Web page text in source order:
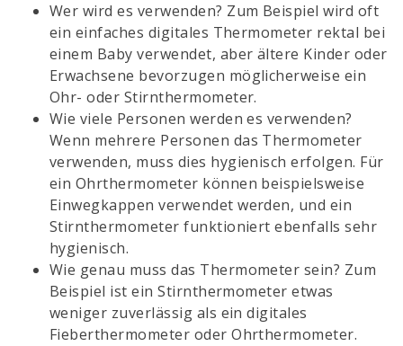
Wer wird es verwenden? Zum Beispiel wird oft
ein einfaches digitales Thermometer rektal bei
einem Baby verwendet, aber ältere Kinder oder
Erwachsene bevorzugen möglicherweise ein
Ohr- oder Stirnthermometer.
Wie viele Personen werden es verwenden?
Wenn mehrere Personen das Thermometer
verwenden, muss dies hygienisch erfolgen. Für
ein Ohrthermometer können beispielsweise
Einwegkappen verwendet werden, und ein
Stirnthermometer funktioniert ebenfalls sehr
hygienisch.
Wie genau muss das Thermometer sein? Zum
Beispiel ist ein Stirnthermometer etwas
weniger zuverlässig als ein digitales
Fieberthermometer oder Ohrthermometer.